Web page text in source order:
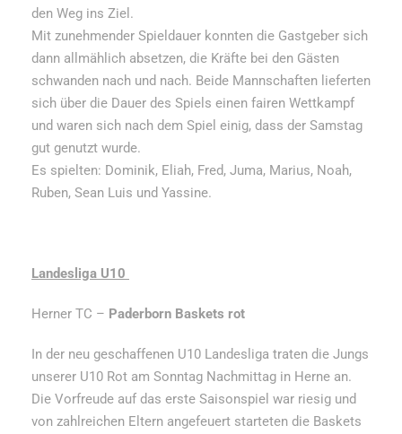
den Weg ins Ziel.
Mit zunehmender Spieldauer konnten die Gastgeber sich
dann allmählich absetzen, die Kräfte bei den Gästen
schwanden nach und nach. Beide Mannschaften lieferten
sich über die Dauer des Spiels einen fairen Wettkampf
und waren sich nach dem Spiel einig, dass der Samstag
gut genutzt wurde.
Es spielten: Dominik, Eliah, Fred, Juma, Marius, Noah,
Ruben, Sean Luis und Yassine.
Landesliga U10
Herner TC – Paderborn Baskets rot
In der neu geschaffenen U10 Landesliga traten die Jungs
unserer U10 Rot am Sonntag Nachmittag in Herne an.
Die Vorfreude auf das erste Saisonspiel war riesig und
von zahlreichen Eltern angefeuert starteten die Baskets